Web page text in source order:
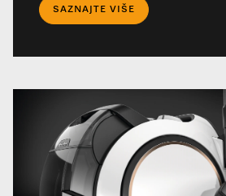
SAZNAJTE VIŠE